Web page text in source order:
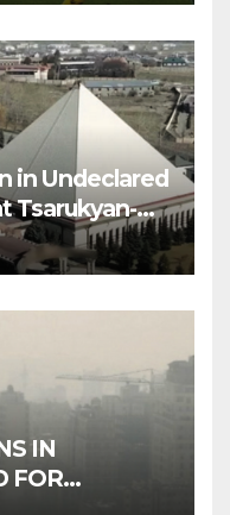
in Undeclared
Tsarukyan-
Center
IN
FOR